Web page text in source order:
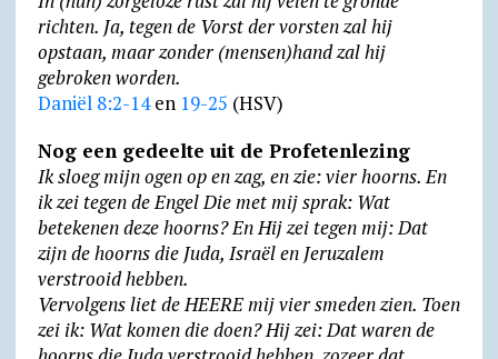
richten. Ja, tegen de Vorst der vorsten zal hij
opstaan, maar zonder (mensen)hand zal hij
gebroken worden.
Daniël 8:2-14en 19-25 (HSV)
Nog een gedeelte uit de Profetenlezing
Ik sloeg mijn ogen op en zag, en zie: vier hoorns. En
ik zei tegen de Engel Die met mij sprak: Wat
betekenen deze hoorns? En Hij zei tegen mij: Dat
zijn de hoorns die Juda, Israël en Jeruzalem
verstrooid hebben.
Vervolgens liet de HEERE mij vier smeden zien. Toen
zei ik: Wat komen die doen? Hij zei: Dat waren de